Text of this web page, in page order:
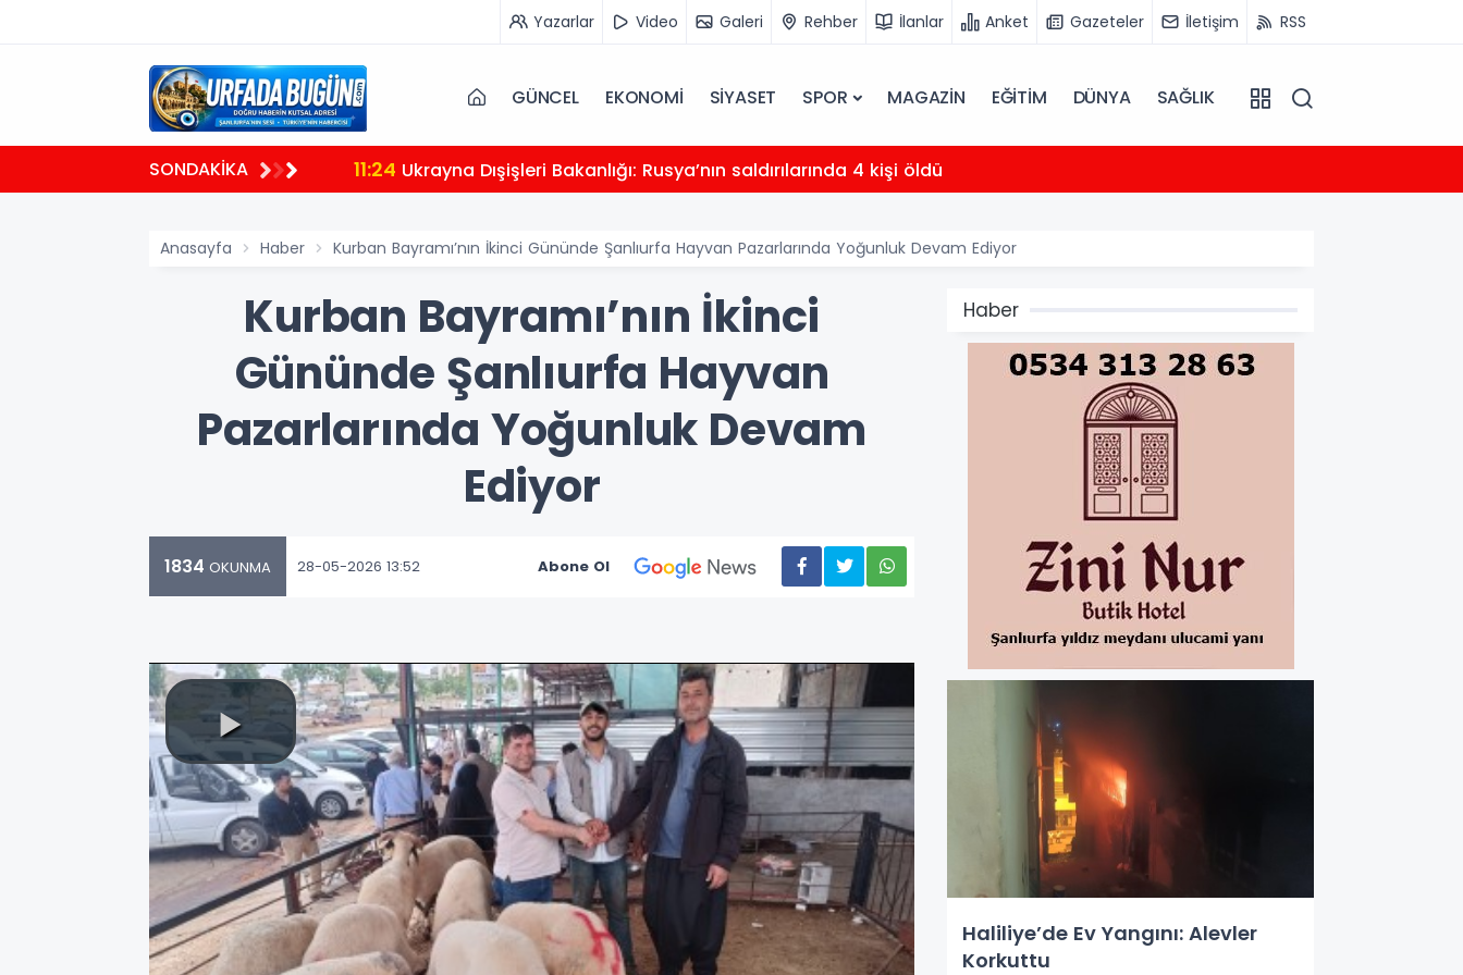
Yazarlar Video Galeri Rehber İlanlar Anket Gazeteler İletişim RSS
GÜNCEL EKONOMİ SİYASET SPOR MAGAZİN EĞİTİM DÜNYA SAĞLIK
SONDAKİKA 11:24 Ukrayna Dışişleri Bakanlığı: Rusya’nın saldırılarında 4 kişi öldü
Anasayfa Haber Kurban Bayramı’nın İkinci Gününde Şanlıurfa Hayvan Pazarlarında Yoğunluk Devam Ediyor
Kurban Bayramı’nın İkinci
Gününde Şanlıurfa Hayvan
Pazarlarında Yoğunluk Devam
Ediyor
1834 OKUNMA 28-05-2026 13:52 Abone Ol
Haber
Haliliye’de Ev Yangını: Alevler
Korkuttu